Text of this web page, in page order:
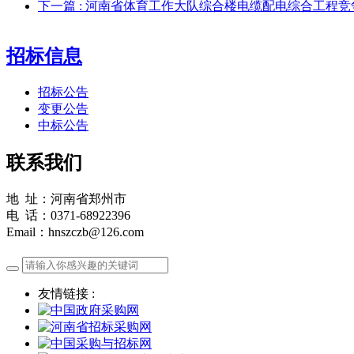
下一篇 : 河南省体育工作大队综合楼电缆配电综合工程
招标信息
招标公告
变更公告
中标公告
联系我们
地 址：河南省郑州市
电 话：0371-68922396
Email：hnszczb@126.com
友情链接 :